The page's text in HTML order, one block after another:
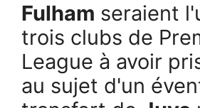
Fulham seraient
trois clubs de
League à avoir
au sujet d'un